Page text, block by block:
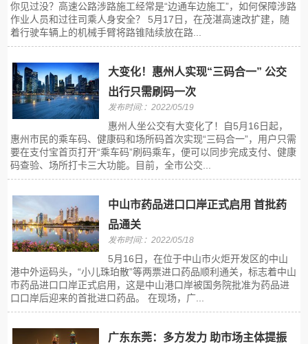
你见过没？高速公路涉路施工经常是“边通车边施工”，如何保障涉路
作业人员和过往司乘人身安全？ 5月17日，在茂湛高速改扩建，随
着行驶车辆上的机械手臂将路锥陆续放在路...
大变化！惠州人实现“三码合一” 公交
出行只需刷码一次
发布时间:：2022/05/19
惠州人坐公交有大变化了！自5月16日起，
惠州市民的乘车码、健康码和场所码首次实现“三码合一”，用户只需
要在支付宝首页打开“乘车码”刷码乘车，便可以同步完成支付、健康
码查验、场所打卡三大功能。目前，全市公交...
中山市药品进口口岸正式启用 首批药
品通关
发布时间:：2022/05/18
5月16日，在位于中山市火炬开发区的中山
港中外运码头，“小儿珠珀散”等两票进口药品顺利通关，标志着中山
市药品进口口岸正式启用，这是中山港口岸被国务院批准为药品进
口口岸后迎来的首批进口药品。 在现场，广...
广东东莞：多方发力 助市场主体提振